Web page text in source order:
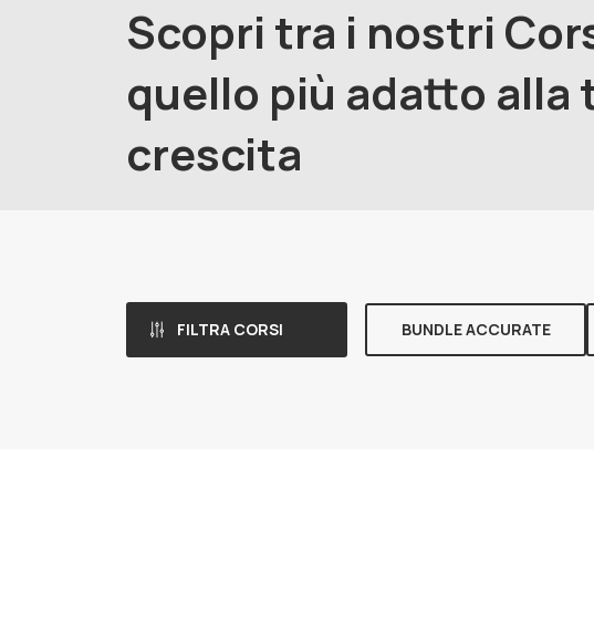
Scopri tra i nostri
quello più adatto alla
crescita
FILTRA CORSI BUNDLE ACCURATE